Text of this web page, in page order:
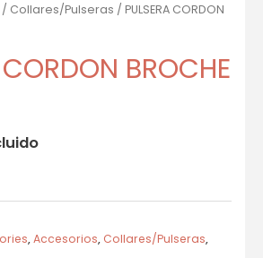
/ Collares/Pulseras / PULSERA CORDON
BROCHE
,Accesorios, Collares/Pulseras,